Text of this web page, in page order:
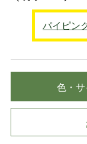
パイピン
色・